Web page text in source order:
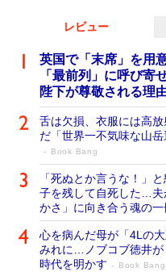
レビュー
英国で「末席」を用
「最前列」に呼び
陛下が尊敬される理
舌は欠損、衣服には高
だ「世界一不気味な山
Book Bang
「死ぬとか言うな！」
子を残して自死した…夫
かさ」に向き合う魂の一
心を病んだ母が「4Lの
みれに…ノブコブ徳井が
時代を明かす
Book Bang